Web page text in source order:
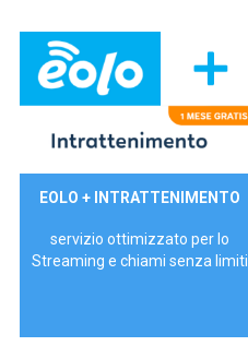
29,90€/mese
EOLO + INTRATTENIMENTO
servizio ottimizzato per lo
Streaming e chiami senza limiti